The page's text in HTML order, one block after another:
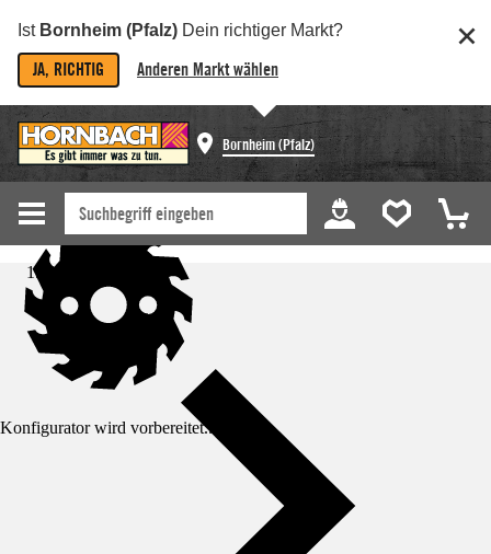
Ist Bornheim (Pfalz) Dein richtiger Markt?
JA, RICHTIG Anderen Markt wählen
Bornheim (Pfalz)
Konfigurator wird vorbereitet...
Startseite